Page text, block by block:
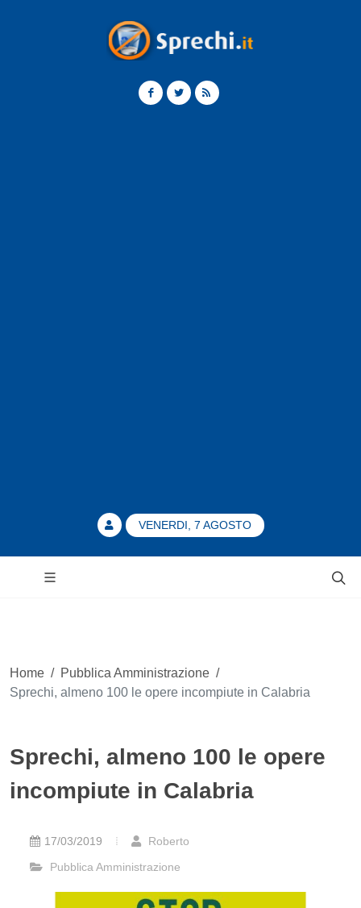
VENERDI, 7 AGOSTO
Home / Pubblica Amministrazione /
Sprechi, almeno 100 le opere incompiute in Calabria
Sprechi, almeno 100 le opere
incompiute in Calabria
17/03/2019
Roberto
Pubblica Amministrazione